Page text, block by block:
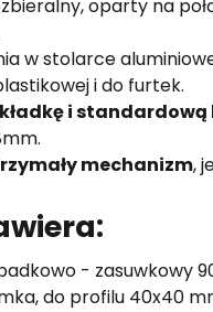
oparty na
w stolarce
i do furtek.
i
mechanizm,
- zasuwkowy
do profilu 40x40